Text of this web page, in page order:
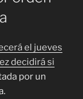
el jueves
decidirá si
por un